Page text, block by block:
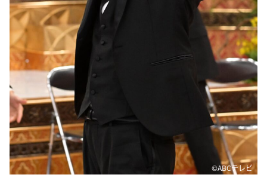
©ABCテレビ